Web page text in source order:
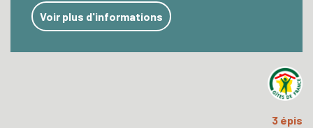
Voir plus d'informations
3 épis